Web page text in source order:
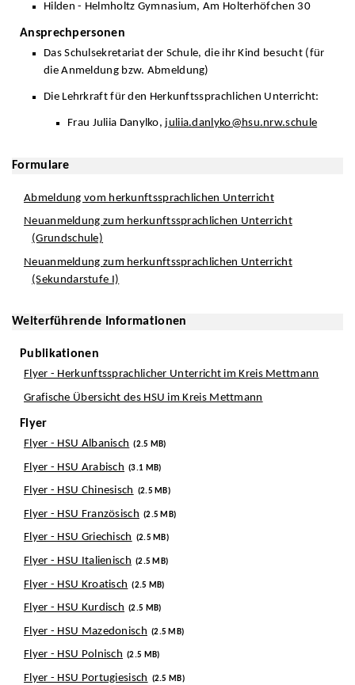
Hilden - Helmholtz Gymnasium, Am Holterhöfchen 30
Ansprechpersonen
Das Schulsekretariat der Schule, die ihr Kind besucht (für
die Anmeldung bzw. Abmeldung)
Die Lehrkraft für den Herkunftssprachlichen Unterricht:
Frau Juliia Danylko, juliia.danlyko@hsu.nrw.schule
Formulare
Abmeldung vom herkunftssprachlichen Unterricht
Neuanmeldung zum herkunftssprachlichen Unterricht
(Grundschule)
Neuanmeldung zum herkunftssprachlichen Unterricht
(Sekundarstufe I)
Weiterführende Informationen
Publikationen
Flyer - Herkunftssprachlicher Unterricht im Kreis Mettmann
Grafische Übersicht des HSU im Kreis Mettmann
Flyer
Flyer - HSU Albanisch (2.5 MB)
Flyer - HSU Arabisch (3.1 MB)
Flyer - HSU Chinesisch (2.5 MB)
Flyer - HSU Französisch (2.5 MB)
Flyer - HSU Griechisch (2.5 MB)
Flyer - HSU Italienisch (2.5 MB)
Flyer - HSU Kroatisch (2.5 MB)
Flyer - HSU Kurdisch (2.5 MB)
Flyer - HSU Mazedonisch (2.5 MB)
Flyer - HSU Polnisch (2.5 MB)
Flyer - HSU Portugiesisch (2.5 MB)